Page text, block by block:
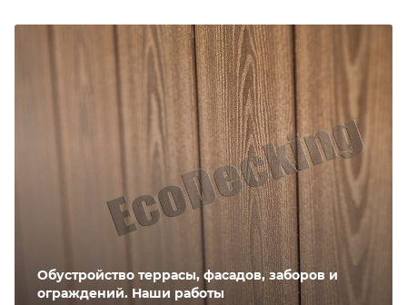
Обустройство террасы, фасадов, заборов и
ограждений. Наши работы